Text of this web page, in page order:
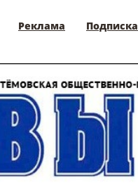
Реклама Подписка